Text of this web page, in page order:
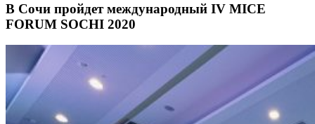
В Сочи пройдет международный IV MICE
FORUM SOCHI 2020